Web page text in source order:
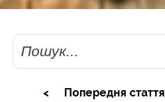
Пошук
Попередня стаття